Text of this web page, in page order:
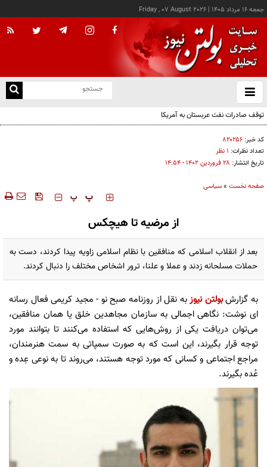
جمعه ۱۶ مرداد ۱۴۰۵ |
Friday , 07 August 2026
باز
و
توقف صادرات نفت عربستان به آمریکا
کد خبر: ۸۲۰۲۵۶
تعداد نظرات: ۱ نظر
تاریخ انتشار: ۲۸ فروردين ۱۴۰۲ - ۱۴:۵۴
صفحه نخست »سیاسی
‍‍‍ پ پ
از مرضیه تا هیچکس
بعد از انقلاب اسلامی که منافقین با نظام اسلامی زاویه پیدا کردند، دست به
حملات مسلحانه زدند و عملا و علنا، ترور اشخاص مختلف را دنبال کردند.
به گزارشبولتن نیوزبه نقل از روزنامه صبح نو - مجید کریمی فعال رسانه
ای نوشت: نگاهی اجمالی به سازمان مجاهدین خلق یا همان منافقین،
می‌توان دریافت یکی از روش‌هایی که استفاده می‌کنند تا بتوانند مورد
توجه قرار بگیرند، این است که به صورت سمپاتی به سمت هنرمندان،
مراجع اجتماعی و کسانی که مورد توجه هستند، می‌روند تا به نوعی عِده و
عُده بگیرند.